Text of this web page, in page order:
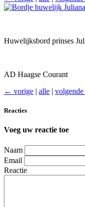
Huwelijksbord prinses
AD Haagse Courant
← vorige | alle |
Reacties
Voeg uw reactie toe
Naam
Email
Reactie